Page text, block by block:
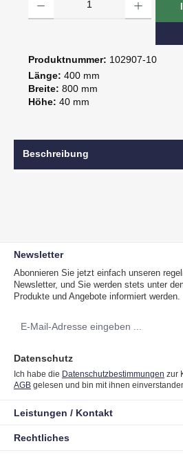
Produktnummer: 102907-10
Länge: 400 mm
Breite: 800 mm
Höhe: 40 mm
Beschreibung
Newsletter
Abonnieren Sie jetzt einfach unseren
Newsletter, und Sie werden stets unter
Produkte und Angebote informiert werden.
Mail-
Datenschutz
Ich habe die Datenschutzbestimmungen zur
AGB gelesen und bin mit ihnen
Leistungen / Kontakt
Rechtliches